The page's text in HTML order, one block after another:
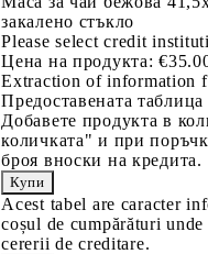
закалено стъкло
Please select credit
Цена на продукта:
Extraction of information
Предоставената
Добавете продукта в
количката" и при
броя вноски на кредита.
Acest tabel are caracter
coșul de cumpărături
cererii de creditare.